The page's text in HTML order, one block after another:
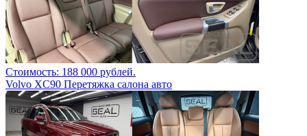
Стоимость: 188 000 рублей.
Volvo XC90 Перетяжка салона авто